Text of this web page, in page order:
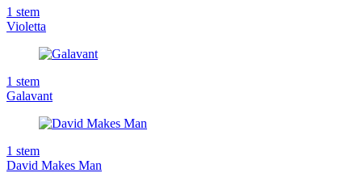
1 stem
Violetta
1 stem
Galavant
1 stem
David Makes Man